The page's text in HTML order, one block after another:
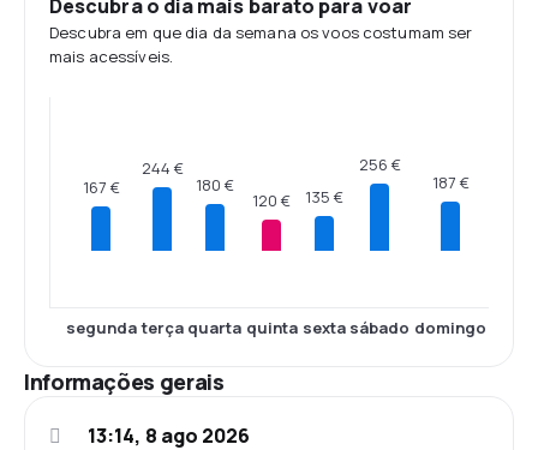
Descubra o dia mais barato para voar
Descubra em que dia da semana os voos costumam ser
mais acessíveis.
167 €
segunda
244 €
terça
180 €
quarta
120 €
quinta
135 €
sexta
256 €
sábado
187 €
domingo
Informações gerais
13:14, 8 ago 2026